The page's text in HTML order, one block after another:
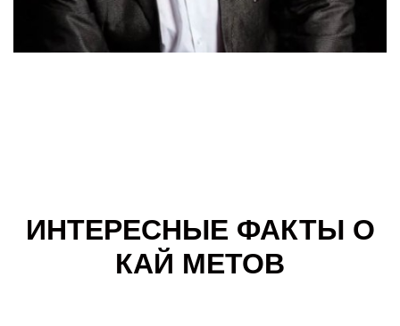
ИНТЕРЕСНЫЕ ФАКТЫ О
КАЙ МЕТОВ